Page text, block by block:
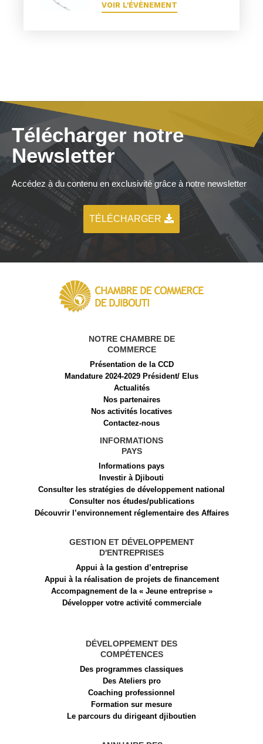
VOIR L'ÉVÈNEMENT
Télécharger notre
Newsletter
Accédez à du contenu en exclusivité grâce à notre newsletter
TÉLÉCHARGER
NOTRE CHAMBRE DE
COMMERCE
Présentation de la CCD
Mandature 2024-2029 Président/ Elus
Actualités
Nos partenaires
Nos activités locatives
Contactez-nous
INFORMATIONS
PAYS
Informations pays
Investir à Djibouti
Consulter les stratégies de développement national
Consulter nos études/publications
Découvrir l’environnement réglementaire des Affaires
GESTION ET DÉVELOPPEMENT
D'ENTREPRISES
Appui à la gestion d’entreprise
Appui à la réalisation de projets de financement​
Accompagnement de la « Jeune entreprise »
Développer votre activité commerciale
DÉVELOPPEMENT DES
COMPÉTENCES
Des programmes classiques
Des Ateliers pro
Coaching professionnel
Formation sur mesure
Le parcours du dirigeant djiboutien